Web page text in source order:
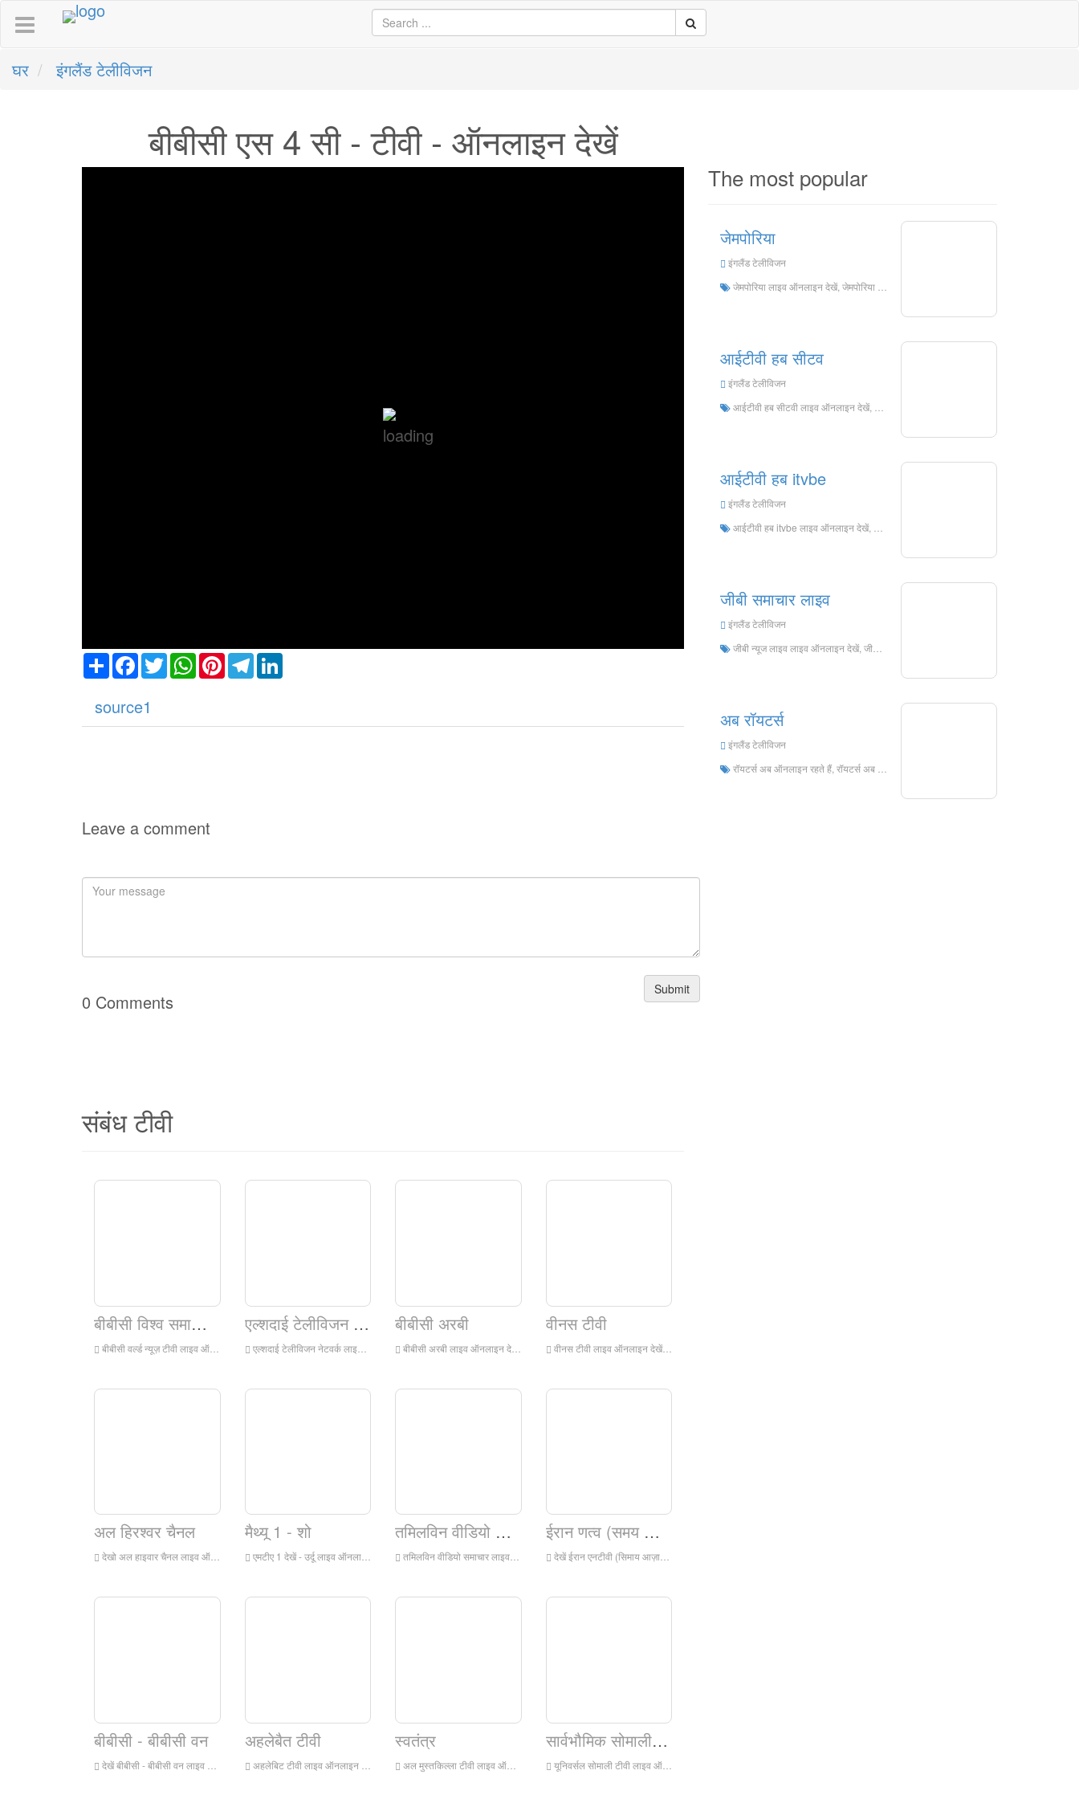
घर इंगलैंड टेलीविजन
बीबीसी एस 4 सी - टीवी - ऑनलाइन देखें
ShareFacebook
TwitterWhatsApp
PinterestTelegram
source1
Leave a comment
Submit
0 Comments
संबंध टीवी
बीबीसी विश्व समाचार टीवी
बीबीसी वर्ल्ड न्यूज़ टीवी लाइव ऑनलाइन देखें, बीबीसी वर्ल्ड न्यूज़ टीवी एचडी लाइव स्ट्रीमिंग, इंग्लैंड से बीबीसी वर्ल्ड न्यूज़ टीवी वॉच लाइव टीवी
एल्शदाई टेलीविजन नेटवर्क
एल्शदाई टेलीविजन नेटवर्क लाइव ऑनलाइन देखें, एल्शदाई टेलीविजन नेटवर्क एचडी लाइव स्ट्रीमिंग, इंग्लैंड से एल्शदाई टेलीविजन नेटवर्क वॉच लाइव टीवी
बीबीसी अरबी
बीबीसी अरबी लाइव ऑनलाइन देखें, बीबीसी अरबी एचडी लाइव स्ट्रीमिंग, इंग्लैंड से बीबीसी अरबी वॉच लाइव टीवी
वीनस टीवी
वीनस टीवी लाइव ऑनलाइन देखें, वीनस टीवी एचडी लाइव स्ट्रीमिंग, इंग्लैंड से वीनस टीवी वॉच लाइव टीवी देखें
अल हिरश्वर चैनल
देखो अल हाइवार चैनल लाइव ऑनलाइन, अल हाइवार चैनल एचडी लाइव स्ट्रीमिंग, अल हाइवार चैनल इंग्लैंड से लाइव टीवी देखें
मैथ्यू 1 - शो
एमटीए 1 देखें - उर्दू लाइव ऑनलाइन, एमटीए 1 - उर्दू एचडी लाइव स्ट्रीमिंग, एमटीए 1 - इंग्लैंड से उर्दू वॉच लाइव टीवी
तमिलविन वीडियो समाचार
तमिलविन वीडियो समाचार लाइव ऑनलाइन देखें, तमिलविन वीडियो समाचार एचडी लाइव स्ट्रीमिंग, इंग्लैंड से तमिलविन वीडियो समाचार वॉच लाइव टीवी
ईरान णत्व (समय आज़ादी)
देखें ईरान एनटीवी (सिमाय आज़ादी) लाइव ऑनलाइन, आईआरएनटीवी (सिमाय आजादी) एचडी लाइव स्ट्रीमिंग, आईआरएनटीवी (सिमे आजादी) इंग्लैंड से लाइव टीवी देखें
बीबीसी - बीबीसी वन
देखें बीबीसी - बीबीसी वन लाइव ऑनलाइन, बीबीसी - बीबीसी वन एचडी लाइव स्ट्रीमिंग, बीबीसी - बीबीसी वन वॉच लाइव टीवी इंग्लैंड से
अहलेबैत टीवी
अहलेबिट टीवी लाइव ऑनलाइन देखें, अहलेबिट टीवी एचडी लाइव स्ट्रीमिंग, इंग्लैंड से अहलेबिट टीवी वॉच लाइव टीवी
स्वतंत्र
अल मुस्तकिल्ला टीवी लाइव ऑनलाइन देखें, अल मुस्तकिल्ला टीवी एचडी लाइव स्ट्रीमिंग, अल मुस्तकिल्लाह टीवी वॉच इंग्लैंड से लाइव टीवी
सार्वभौमिक सोमाली टीवी
यूनिवर्सल सोमाली टीवी लाइव ऑनलाइन देखें, यूनिवर्सल सोमाली टीवी एचडी लाइव स्ट्रीमिंग, यूनिवर्सल सोमाली टीवी वॉच इंग्लैंड से लाइव टीवी
The most popular
जेमपोरिया
इंगलैंड टेलीविजन
जेमपोरिया लाइव ऑनलाइन देखें, जेमपोरिया एचडी लाइव स्ट्रीमिंग, जेमपोरिया इंग्लैंड से लाइव टीवी देखें
आईटीवी हब सीटव
इंगलैंड टेलीविजन
आईटीवी हब सीटवी लाइव ऑनलाइन देखें, आईटीवी हब सीआईटीवी एचडी लाइव स्ट्रीमिंग, आईटीवी हब सीटवी वॉच लाइव टीवी इंग्लैंड से
आईटीवी हब itvbe
इंगलैंड टेलीविजन
आईटीवी हब itvbe लाइव ऑनलाइन देखें, आईटीवी हब itvbe एचडी लाइव स्ट्रीमिंग, आईटीवी हब itvbe इंग्लैंड से लाइव टीवी देखें
जीबी समाचार लाइव
इंगलैंड टेलीविजन
जीबी न्यूज लाइव लाइव ऑनलाइन देखें, जीबी न्यूज लाइव एचडी लाइव स्ट्रीमिंग, जीबी न्यूज़ लाइव वॉच इंग्लैंड से लाइव टीवी
अब रॉयटर्स
इंगलैंड टेलीविजन
रॉयटर्स अब ऑनलाइन रहते हैं, रॉयटर्स अब एचडी लाइव स्ट्रीमिंग, रॉयटर्स अब इंग्लैंड से लाइव टीवी देखते हैं